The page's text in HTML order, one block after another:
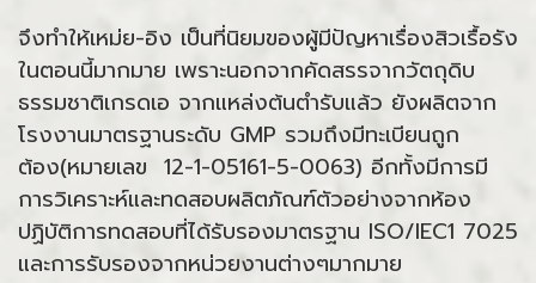
จึงทำให้เหม่ย-อิง เป็นที่นิยมของผู้มีปัญหาเรื่องสิวเรื้อรัง
ในตอนนี้มากมาย เพราะนอกจากคัดสรรจากวัตถุดิบ
ธรรมชาติเกรดเอ จากแหล่งต้นตำรับแล้ว ยังผลิตจาก
โรงงานมาตรฐานระดับ GMP รวมถึงมีทะเบียนถูก
ต้อง(หมายเลข 12-1-05161-5-0063) อีกทั้งมีการมี
การวิเคราะห์และทดสอบผลิตภัณฑ์ตัวอย่างจากห้อง
ปฏิบัติการทดสอบที่ได้รับรองมาตรฐาน ISO/IEC1 7025
และการรับรองจากหน่วยงานต่างๆมากมาย